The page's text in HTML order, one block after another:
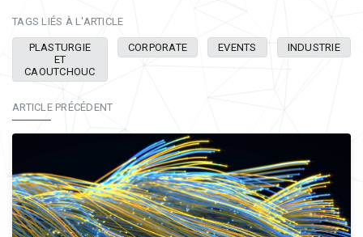
TAGS LIÉS À L'ARTICLE
PLASTURGIE
ET
CAOUTCHOUC
CORPORATE EVENTS INDUSTRIE
ARTICLE PRÉCÉDENT